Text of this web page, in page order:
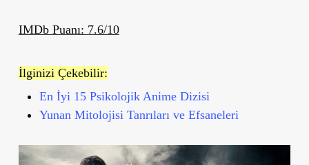
IMDb Puanı: 7.6/10
İlginizi Çekebilir:
En İyi 15 Psikolojik Anime Dizisi
Yunan Mitolojisi Tanrıları ve Efsaneleri